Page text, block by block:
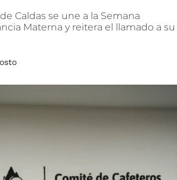
de Caldas se une a la Semana
Materna y reitera el llamado a su